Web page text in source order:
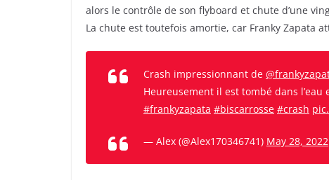
alors le contrôle de son flyboard et chute d’une
La chute est toutefois amortie, car Franky Zapata
Crash impressionnant de
Heureusement il est tombé dans l’eau
#frankyzapata #biscarrosse #crash
— Alex (@Alex170346741) May 28, 2022